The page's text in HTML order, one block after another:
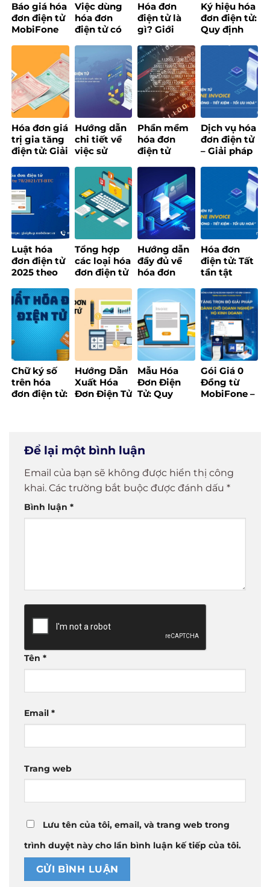
Báo giá hóa
đơn điện tử
MobiFone
Việc dùng
hóa đơn
điện tử có
không?
Quy định
mới nhất
năm 2025
Hóa đơn
điện tử là
gì? Giới
MobiFone
Invoice
2025
Ký hiệu hóa
đơn điện tử:
Quy định
32/2025/TT-
Hóa đơn giá
trị gia tăng
điện tử: Giải
ưu cho
doanh
nghiệp hiện
đại
Hướng dẫn
chi tiết về
việc sử
đơn điện tử
cho doanh
nghiệp
Phần mềm
hóa đơn
điện tử
Giải pháp
thông minh
cho doanh
nghiệp
Dịch vụ hóa
đơn điện tử
– Giải pháp
thông minh
Luật hóa
đơn điện tử
2025 theo
– Nội dung
chi tiết
Tổng hợp
các loại hóa
đơn điện tử
mới nhất
Hướng dẫn
đầy đủ về
hóa đơn
tạo từ máy
tính tiền
[Update
2025]
Hóa đơn
điện tử: Tất
tần tật
bạn cần
biết trước
khi triển
khai
Chữ ký số
trên hóa
đơn điện tử:
70/2025
Hướng Dẫn
Xuất Hóa
Đơn Điện Tử
Hiệu Quả
Mẫu Hóa
Đơn Điện
Tử: Quy
Gói Giá 0
Đồng từ
MobiFone –
70/2025
Để lại một bình luận
Email của bạn sẽ không được hiển thị công
khai. Các trường bắt buộc được đánh dấu *
Bình luận *
Tên *
Email *
Trang web
Lưu tên của tôi, email, và trang web trong
trình duyệt này cho lần bình luận kế tiếp của tôi.